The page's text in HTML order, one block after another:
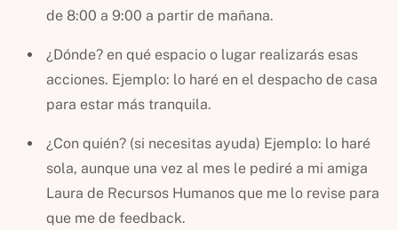
de 8:00 a 9:00 a partir de mañana.
¿Dónde? en qué espacio o lugar realizarás esas
acciones. Ejemplo: lo haré en el despacho de casa
para estar más tranquila.
¿Con quién? (si necesitas ayuda) Ejemplo: lo haré
sola, aunque una vez al mes le pediré a mi amiga
Laura de Recursos Humanos que me lo revise para
que me de feedback.